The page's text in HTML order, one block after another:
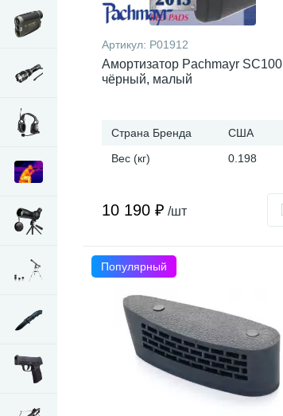
Артикул: P01912
Амортизатор Pachmayr SC100
чёрный, малый
Страна Бренда
США
Вес (кг)
0.198
10 190 ₽ /шт
Популярный